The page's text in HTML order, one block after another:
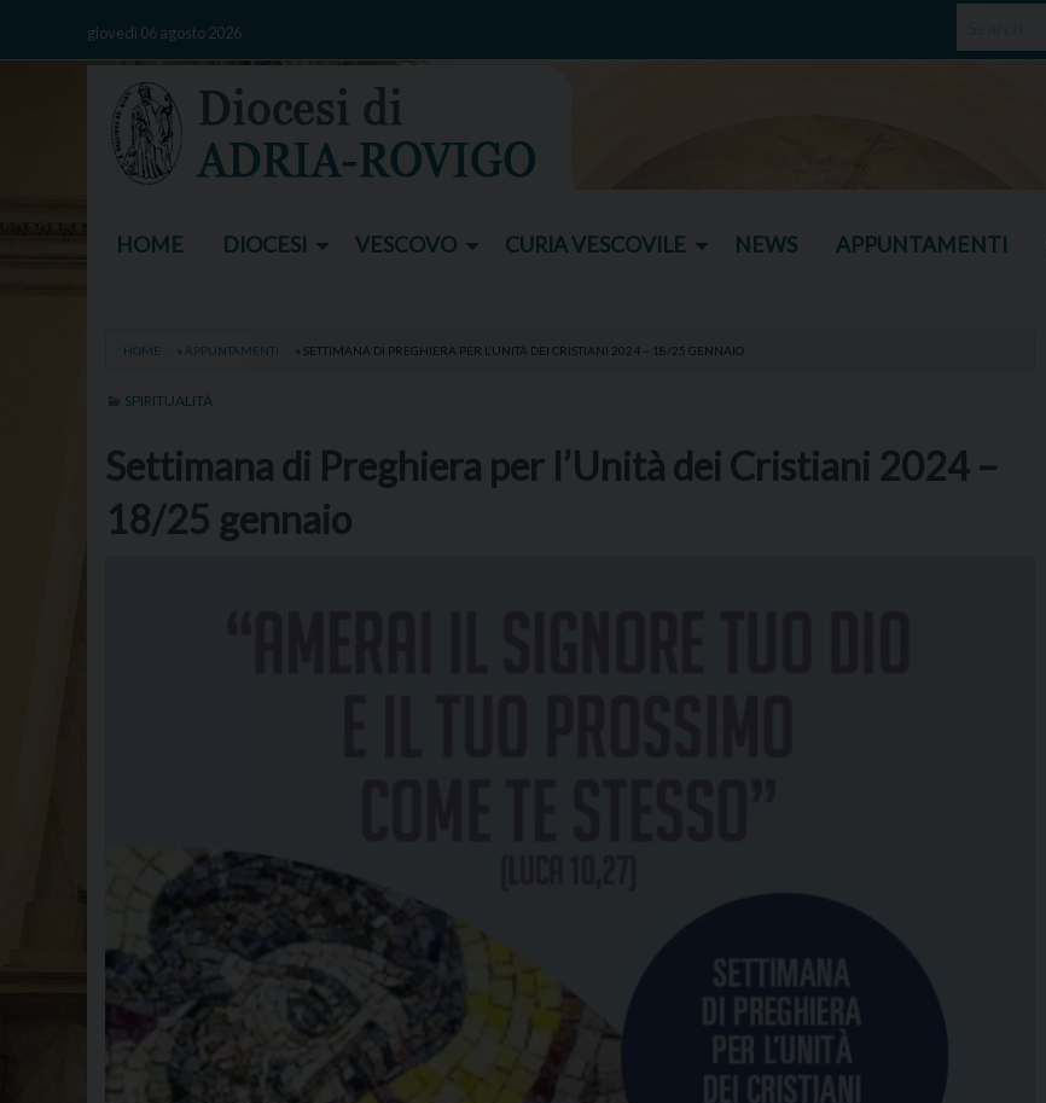
giovedì 06 agosto 2026
HOME DIOCESI VESCOVO CURIA VESCOVILE NEWS APPUNTAMENTI
HOME » APPUNTAMENTI » SETTIMANA DI PREGHIERA PER L’UNITÀ DEI CRISTIANI 2024 – 18/25 GENNAIO
SPIRITUALITÀ
Settimana di Preghiera per l’Unità dei Cristiani 2024 –
18/25 gennaio